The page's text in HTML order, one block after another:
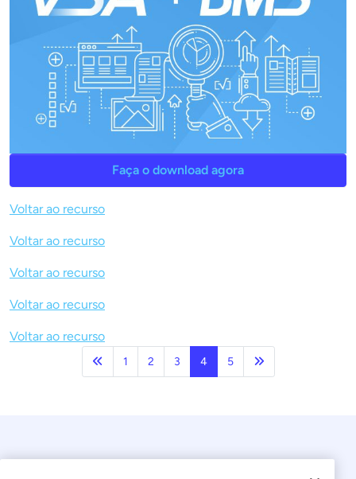
Faça o download agora
Voltar ao recurso
Voltar ao recurso
Voltar ao recurso
Voltar ao recurso
Voltar ao recurso
Anterior
1 2 3 4 5 Próxima página